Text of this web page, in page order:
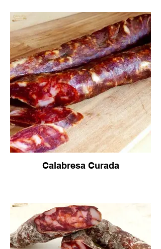
Calabresa Curada